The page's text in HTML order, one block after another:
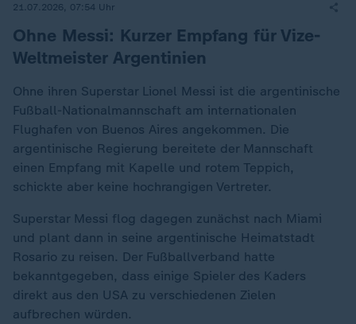
21.07.2026, 07:54 Uhr
Ohne Messi: Kurzer Empfang für Vize-
Weltmeister Argentinien
Ohne ihren Superstar Lionel Messi ist die argentinische
Fußball-Nationalmannschaft am internationalen
Flughafen von Buenos Aires angekommen. Die
argentinische Regierung bereitete der Mannschaft
einen Empfang mit Kapelle und rotem Teppich,
schickte aber keine hochrangigen Vertreter.
Superstar Messi flog dagegen zunächst nach Miami
und plant dann in seine argentinische Heimatstadt
Rosario zu reisen. Der Fußballverband hatte
bekanntgegeben, dass einige Spieler des Kaders
direkt aus den USA zu verschiedenen Zielen
aufbrechen würden.